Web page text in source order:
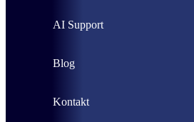
AI Support
Blog
Kontakt